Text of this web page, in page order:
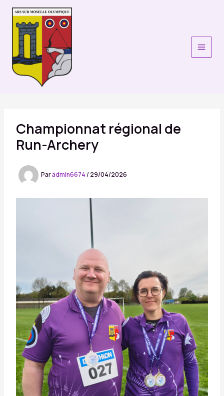
Aller
contenu
Championnat régional de
Run-Archery
Paradmin6674/29/04/2026